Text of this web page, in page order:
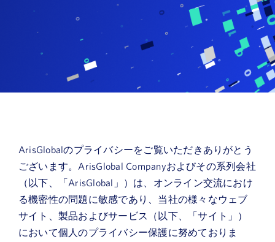
当社のお客様
デモを申し込む
ArisGlobalのプライバシーをご覧いただきありがとう
ございます。ArisGlobal Companyおよびその系列会社
（以下、「ArisGlobal」）は、オンライン交流におけ
る機密性の問題に敏感であり、当社の様々なウェブ
サイト、製品およびサービス（以下、「サイト」）
において個人のプライバシー保護に努めておりま